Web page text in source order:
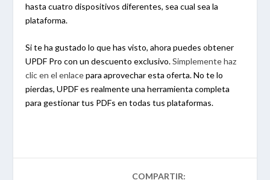
hasta cuatro dispositivos diferentes, sea cual sea la
plataforma.
Si te ha gustado lo que has visto, ahora puedes obtener
UPDF Pro con un descuento exclusivo.Simplemente haz
clic en el enlacepara aprovechar esta oferta. No te lo
pierdas, UPDF es realmente una herramienta completa
para gestionar tus PDFs en todas tus plataformas.